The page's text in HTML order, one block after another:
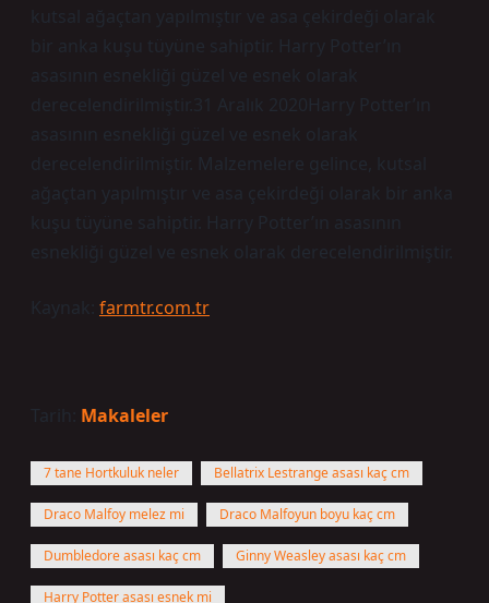
kutsal ağaçtan yapılmıştır ve asa çekirdeği olarak
bir anka kuşu tüyüne sahiptir. Harry Potter’ın
asasının esnekliği güzel ve esnek olarak
derecelendirilmiştir.31 Aralık 2020Harry Potter’ın
asasının esnekliği güzel ve esnek olarak
derecelendirilmiştir. Malzemelere gelince, kutsal
ağaçtan yapılmıştır ve asa çekirdeği olarak bir anka
kuşu tüyüne sahiptir. Harry Potter’ın asasının
esnekliği güzel ve esnek olarak derecelendirilmiştir.
Kaynak: farmtr.com.tr
Tarih: Makaleler
7 tane Hortkuluk neler Bellatrix Lestrange asası kaç cm
Draco Malfoy melez mi Draco Malfoyun boyu kaç cm
Dumbledore asası kaç cm Ginny Weasley asası kaç cm
Harry Potter asası esnek mi